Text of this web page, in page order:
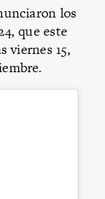
los
que este
viernes 15,